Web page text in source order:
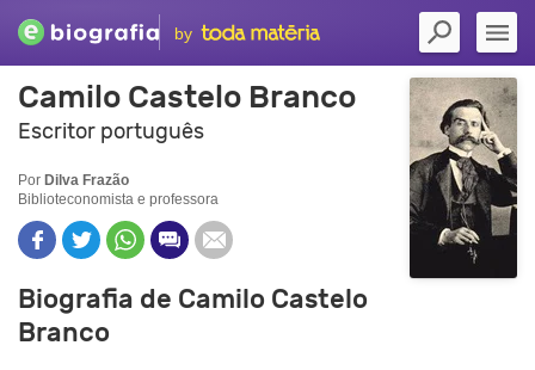
by
Camilo Castelo Branco
Escritor português
Por Dilva Frazão
Biblioteconomista e professora
Biografia de Camilo Castelo
Branco